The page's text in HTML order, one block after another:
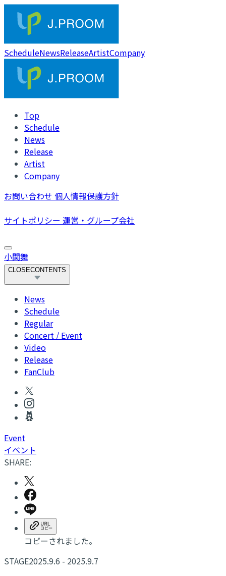
ScheduleNewsReleaseArtistCompany
Top
Schedule
News
Release
Artist
Company
お問い合わせ 個人情報保護方針
サイトポリシー 運営・グループ会社
小関舞
CLOSECONTENTS
News
Schedule
Regular
Concert / Event
Video
Release
FanClub
Event
イベント
SHARE:
コピーされました。
STAGE2025.9.6 - 2025.9.7